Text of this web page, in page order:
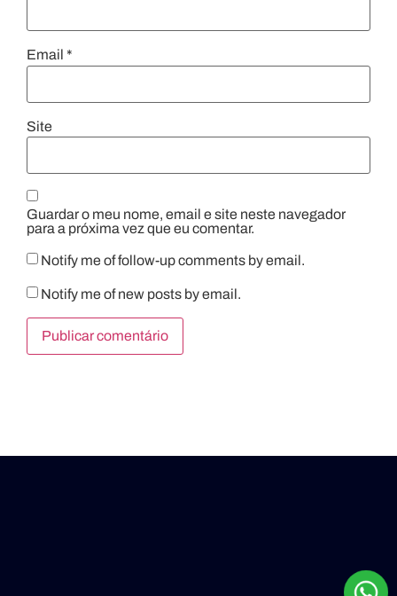
Email *
Site
Guardar o meu nome, email e site neste navegador
para a próxima vez que eu comentar.
Notify me of follow-up comments by email.
Notify me of new posts by email.